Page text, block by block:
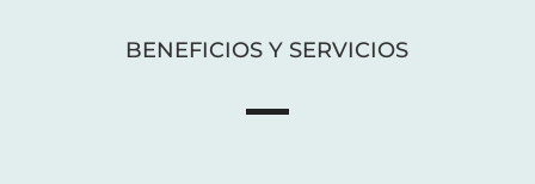
BENEFICIOS Y SERVICIOS